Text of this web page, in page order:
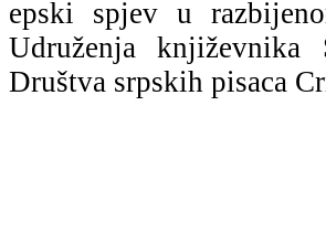
epski spjev u
Udruženja
Društva srpskih pisaca